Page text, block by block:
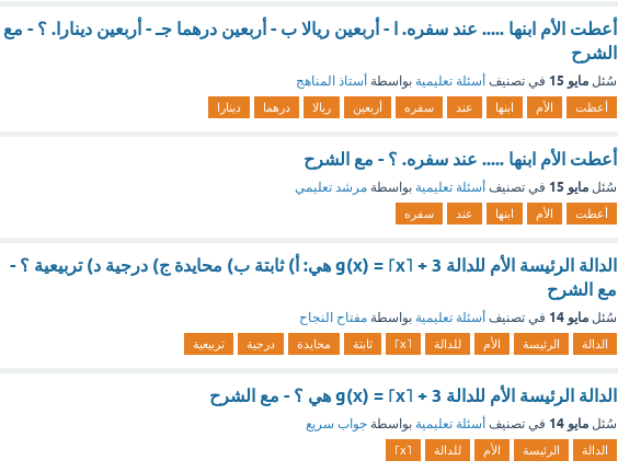
أعطت الأم ابنها ..... عند سفره. ا - أربعين ريالا ب - أربعين درهما جـ - أربعين دينارا. ؟ - مع
الشرح
سُئل مايو 15 في تصنيف أسئلة تعليمية بواسطة أستاذ المناهج
أعطت الأم ابنها عند سفره أربعين ريالا درهما دينارا
أعطت الأم ابنها ..... عند سفره. ؟ - مع الشرح
سُئل مايو 15 في تصنيف أسئلة تعليمية بواسطة مرشد تعليمي
أعطت الأم ابنها عند سفره
الدالة الرئيسة الأم للدالة g(x) = ⌈x⌉ + 3 هي: أ) ثابتة ب) محايدة ج) درجية د) تربيعية ؟ -
مع الشرح
سُئل مايو 14 في تصنيف أسئلة تعليمية بواسطة مفتاح النجاح
الدالة الرئيسة الأم للدالة ⌈x⌉ ثابتة محايدة درجية تربيعية
الدالة الرئيسة الأم للدالة g(x) = ⌈x⌉ + 3 هي ؟ - مع الشرح
سُئل مايو 14 في تصنيف أسئلة تعليمية بواسطة جواب سريع
الدالة الرئيسة الأم للدالة ⌈x⌉